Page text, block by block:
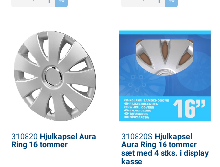
310820 Hjulkapsel Aura
Ring 16 tommer
310820S Hjulkapsel
Aura Ring 16 tommer
sæt med 4 stks. i display
kasse